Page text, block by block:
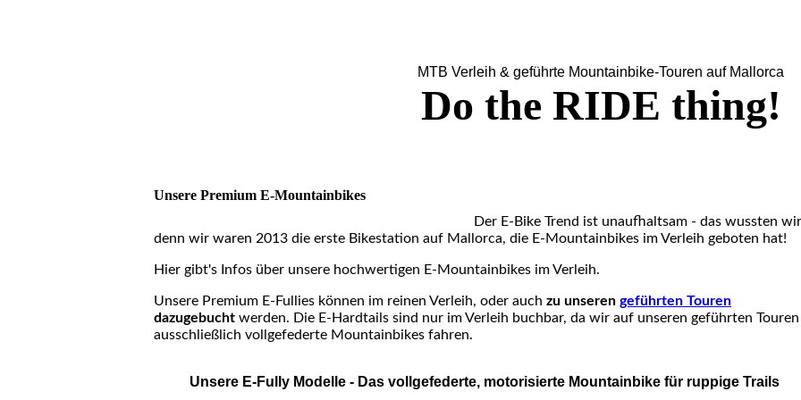
MTB Verleih & geführte Mountainbike-Touren auf Mallorca
Do the RIDE thing!
Unsere Premium E-Mountainbikes
Der E-Bike Trend ist unaufhaltsam - das wussten
denn wir waren 2013 die erste Bikestation auf Mallorca, die E-Mountainbikes im Verleih geboten hat!
Hier gibt's Infos über unsere hochwertigen E-Mountainbikes im Verleih.
Unsere Premium E-Fullies können im reinen Verleih, oder auch zu unseren geführten Touren
dazugebucht werden. Die E-Hardtails sind nur im Verleih buchbar, da wir auf unseren geführten Touren
ausschließlich vollgefederte Mountainbikes fahren.
Unsere E-Fully Modelle - Das vollgefederte, motorisierte Mountainbike für ruppige Trails